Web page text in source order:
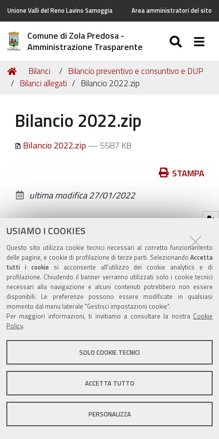
USIAMO I COOKIES
Questo sito utilizza cookie tecnici necessari al corretto funzionamento
delle pagine, e cookie di profilazione di terze parti. Selezionando Accetta
tutti i cookiesi acconsente all’utilizzo dei cookie analytics e di
profilazione. Chiudendo il banner verranno utilizzati solo i cookie tecnici
necessari alla navigazione e alcuni contenuti potrebbero non essere
disponibili. Le preferenze possono essere modificate in qualsiasi
momento dal menu laterale "Gestisci impostazioni cookie".
Per maggiori informazioni, ti invitiamo a consultare la nostra Cookie
Policy.
SOLO COOKIE TECNICI
ACCETTA TUTTO
PERSONALIZZA
Unione Valli del Reno Lavino Samoggia Area amministratori del sito
Comune di Zola Predosa -
Amministrazione Trasparente
Tu
sei
Home
Bilanci
Bilancio preventivo e consuntivo e DUP
Bilanci allegati
Bilancio 2022.zip
Bilancio 2022.zip
Bilancio 2022.zip — 5587 KB
documento
STAMPA
ultima modifica27/01/2022
Valuta questo sito
Sito istituzionale Comune di Zola Predosa
Privacy policy|DPO|Accessibilità